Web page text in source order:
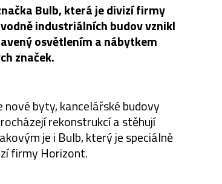
Bulb, která je divizí firmy
industriálních budov vznikl
osvětlením a nábytkem
značek.
byty, kancelářské budovy
rekonstrukcí a stěhují
je i Bulb, který je speciálně
firmy Horizont.